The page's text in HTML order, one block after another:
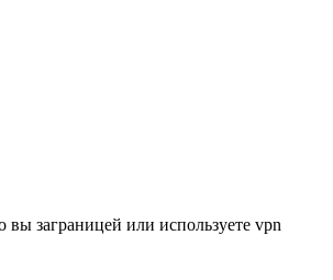
заграницей или используете vpn